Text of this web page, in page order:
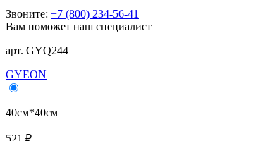
Звоните: +7 (800) 234-56-41
Вам поможет наш специалист
арт. GYQ244
GYEON
40см*40см